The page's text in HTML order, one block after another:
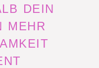
DEIN
MEHR